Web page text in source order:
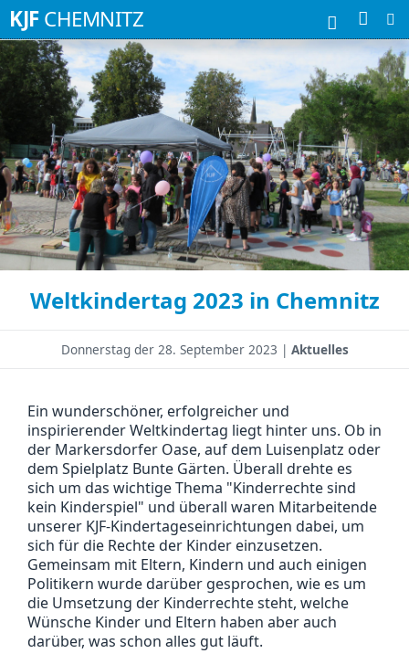
KJF CHEMNITZ Suchbegriffe
Weltkindertag 2023 in Chemnitz
Donnerstag der 28. September 2023 | Aktuelles
Ein wunderschöner, erfolgreicher und
inspirierender Weltkindertag liegt hinter uns. Ob in
der Markersdorfer Oase, auf dem Luisenplatz oder
dem Spielplatz Bunte Gärten. Überall drehte es
sich um das wichtige Thema "Kinderrechte sind
kein Kinderspiel" und überall waren Mitarbeitende
unserer KJF-Kindertageseinrichtungen dabei, um
sich für die Rechte der Kinder einzusetzen.
Gemeinsam mit Eltern, Kindern und auch einigen
Politikern wurde darüber gesprochen, wie es um
die Umsetzung der Kinderrechte steht, welche
Wünsche Kinder und Eltern haben aber auch
darüber, was schon alles gut läuft.